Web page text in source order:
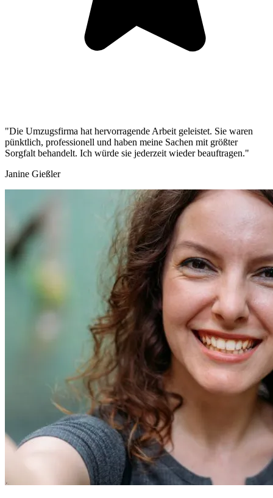
"Die Umzugsfirma hat hervorragende Arbeit geleistet. Sie waren
pünktlich, professionell und haben meine Sachen mit größter
Sorgfalt behandelt. Ich würde sie jederzeit wieder beauftragen."
Janine Gießler